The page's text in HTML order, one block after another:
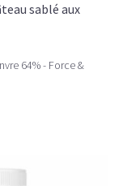
sablé aux
64% - Force &